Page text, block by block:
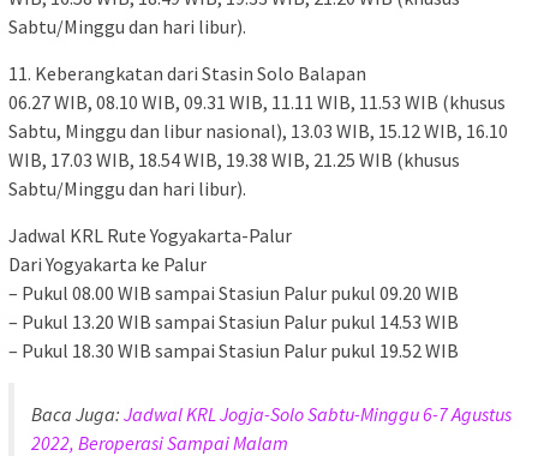
Sabtu/Minggu dan hari libur).
11. Keberangkatan dari Stasin Solo Balapan
06.27 WIB, 08.10 WIB, 09.31 WIB, 11.11 WIB, 11.53 WIB (khusus
Sabtu, Minggu dan libur nasional), 13.03 WIB, 15.12 WIB, 16.10
WIB, 17.03 WIB, 18.54 WIB, 19.38 WIB, 21.25 WIB (khusus
Sabtu/Minggu dan hari libur).
Jadwal KRL Rute Yogyakarta-Palur
Dari Yogyakarta ke Palur
– Pukul 08.00 WIB sampai Stasiun Palur pukul 09.20 WIB
– Pukul 13.20 WIB sampai Stasiun Palur pukul 14.53 WIB
– Pukul 18.30 WIB sampai Stasiun Palur pukul 19.52 WIB
Baca Juga: Jadwal KRL Jogja-Solo Sabtu-Minggu 6-7 Agustus
2022, Beroperasi Sampai Malam